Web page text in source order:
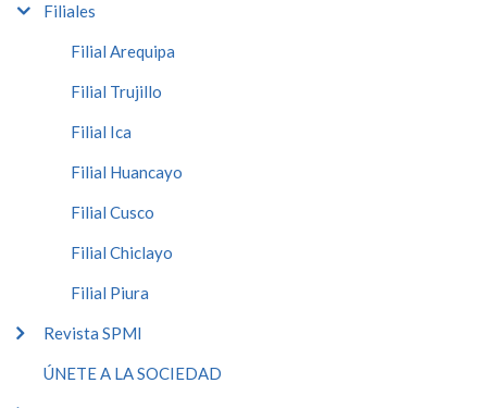
Filiales
Filial Arequipa
Filial Trujillo
Filial Ica
Filial Huancayo
Filial Cusco
Filial Chiclayo
Filial Piura
Revista SPMI
ÚNETE A LA SOCIEDAD